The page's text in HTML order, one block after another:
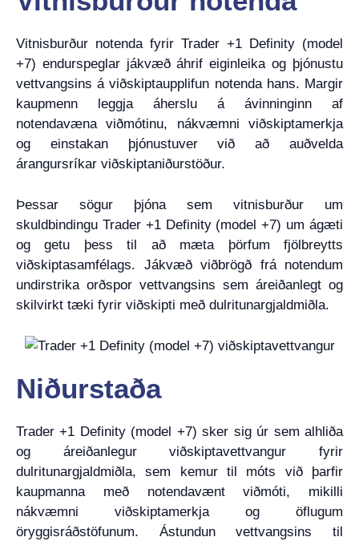
Vitnisburður notenda fyrir Trader +1 Definity (model
+7) endurspeglar jákvæð áhrif eiginleika og þjónustu
vettvangsins á viðskiptaupplifun notenda hans. Margir
kaupmenn leggja áherslu á ávinninginn af
notendavæna viðmótinu, nákvæmni viðskiptamerkja
og einstakan þjónustuver við að auðvelda
árangursríkar viðskiptaniðurstöður.
Þessar sögur þjóna sem vitnisburður um
skuldbindingu Trader +1 Definity (model +7) um ágæti
og getu þess til að mæta þörfum fjölbreytts
viðskiptasamfélags. Jákvæð viðbrögð frá notendum
undirstrika orðspor vettvangsins sem áreiðanlegt og
skilvirkt tæki fyrir viðskipti með dulritunargjaldmiðla.
Niðurstaða
Trader +1 Definity (model +7) sker sig úr sem alhliða
og áreiðanlegur viðskiptavettvangur fyrir
dulritunargjaldmiðla, sem kemur til móts við þarfir
kaupmanna með notendavænt viðmóti, mikilli
nákvæmni viðskiptamerkja og öflugum
öryggisráðstöfunum. Ástundun vettvangsins til